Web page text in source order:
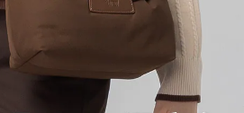
法定代理人或監護人之同意方可使用
同意申辦者引起之損失，本公司不負相關責
時，將依據個別帳號之用戶狀況，依本公司即
仍有額度不足之情形，本公司將視審查結果